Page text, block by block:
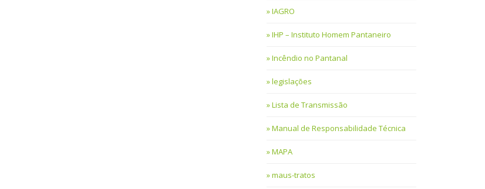
IAGRO
IHP – Instituto Homem Pantaneiro
Incêndio no Pantanal
legislações
Lista de Transmissão
Manual de Responsabilidade Técnica
MAPA
maus-tratos